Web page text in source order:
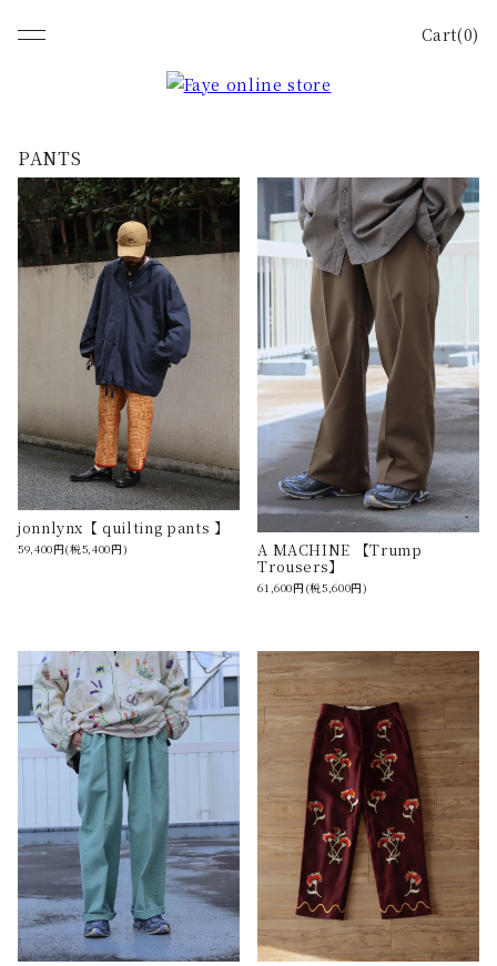
Cart(0)
PANTS
jonnlynx【 quilting pants 】
59,400円(税5,400円) A MACHINE 【Trump
Trousers】
61,600円(税5,600円)